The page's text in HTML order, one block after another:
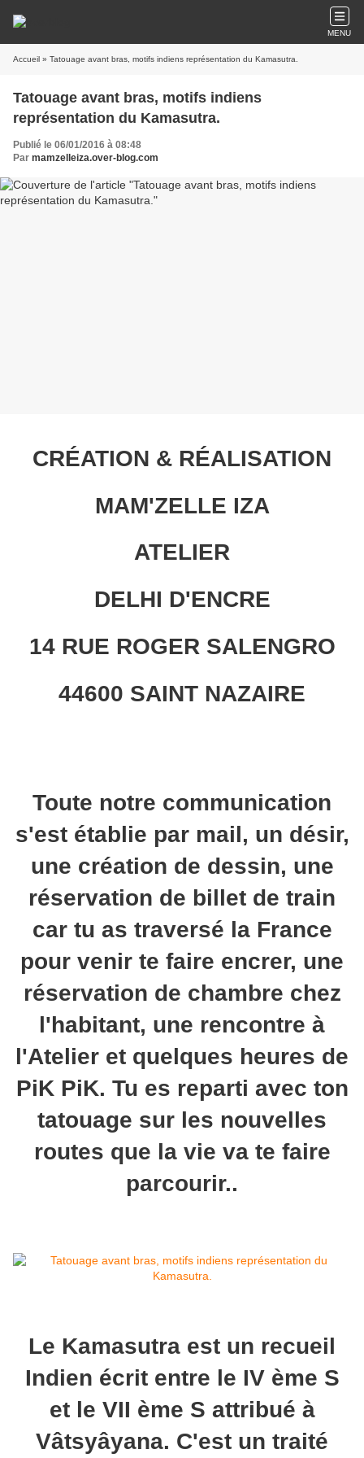
MENU
Accueil » Tatouage avant bras, motifs indiens représentation du Kamasutra.
Tatouage avant bras, motifs indiens
représentation du Kamasutra.
Publié le 06/01/2016 à 08:48
Par mamzelleiza.over-blog.com
CRÉATION & RÉALISATION
MAM'ZELLE IZA
ATELIER
DELHI D'ENCRE
14 RUE ROGER SALENGRO
44600 SAINT NAZAIRE
Toute notre communication
s'est établie par mail, un désir,
une création de dessin, une
réservation de billet de train
car tu as traversé la France
pour venir te faire encrer, une
réservation de chambre chez
l'habitant, une rencontre à
l'Atelier et quelques heures de
PiK PiK. Tu es reparti avec ton
tatouage sur les nouvelles
routes que la vie va te faire
parcourir..
Le Kamasutra est un recueil
Indien écrit entre le IV ème S
et le VII ème S attribué à
Vâtsyâyana. C'est un traité